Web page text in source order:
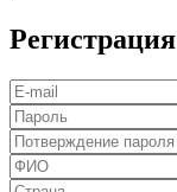
Регистрация